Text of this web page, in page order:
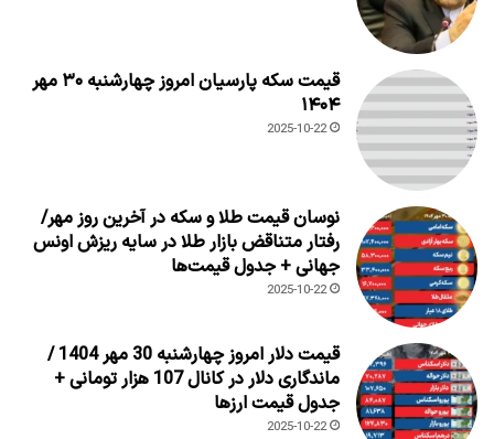
قیمت سکه پارسیان امروز چهارشنبه ۳۰ مهر
۱۴۰۴
2025-10-22
نوسان قیمت طلا و سکه در آخرین روز مهر/
رفتار متناقض بازار طلا در سایه ریزش اونس
جهانی + جدول قیمت‌ها
2025-10-22
قیمت دلار امروز چهارشنبه 30 مهر 1404 /
ماندگاری دلار در کانال 107 هزار تومانی +
جدول قیمت ارزها
2025-10-22